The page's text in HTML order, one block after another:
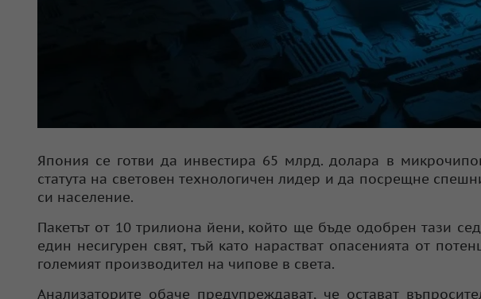
Япония се готви да инвестира 65 млрд. долара в
статута на световен технологичен лидер и да посрещне
си население.
Пакетът от 10 трилиона йени, който ще бъде одобрен тази
един несигурен свят, тъй като нарастват опасенията от
големият производител на чипове в света.
Анализаторите обаче предупреждават, че остават